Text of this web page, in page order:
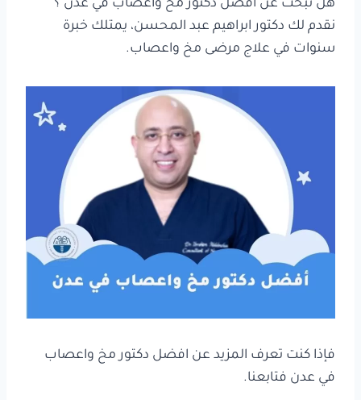
هل تبحث عن افضل دكتور مخ واعصاب في عدن ؟
نقدم لك دكتور ابراهيم عبد المحسن، يمتلك خبرة
سنوات في علاج مرضى مخ واعصاب.
فإذا كنت تعرف المزيد عن افضل دكتور مخ واعصاب
في عدن فتابعنا.